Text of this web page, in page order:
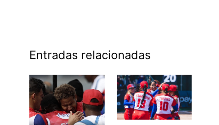
Entradas relacionadas